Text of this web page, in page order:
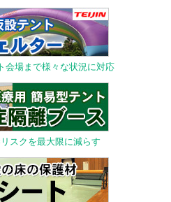
会場まで様々な状況に対応
スクを最大限に減らす